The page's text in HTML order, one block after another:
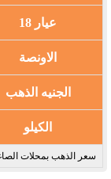
عيار 18
الاونصة
الجنيه الذهب
الكيلو
سعر الذهب بمحلات